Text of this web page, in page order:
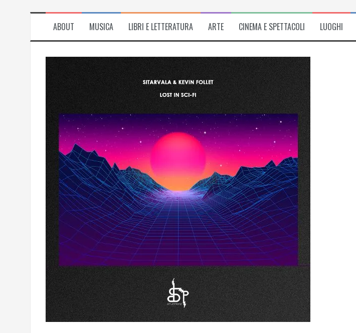
ABOUT MUSICA LIBRI E LETTERATURA ARTE CINEMA E SPETTACOLI LUOGHI